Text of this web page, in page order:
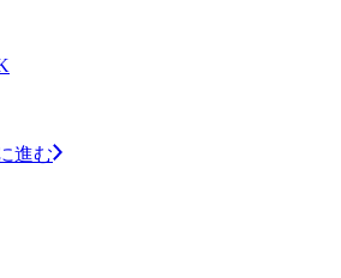
進む